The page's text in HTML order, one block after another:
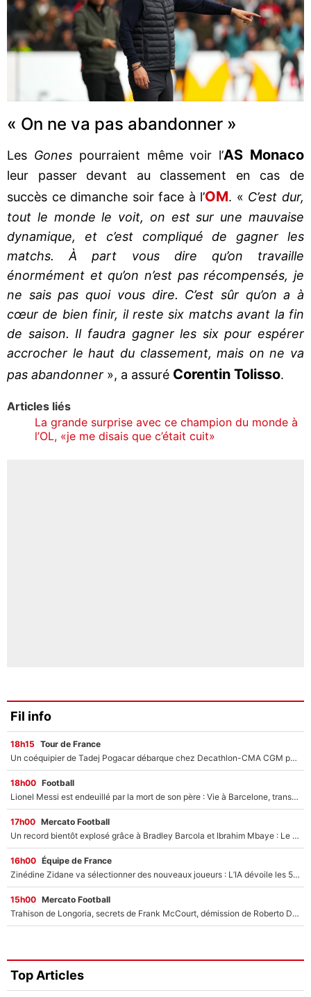
« On ne va pas abandonner »
Les Gonespourraient même voir l’AS Monaco
leur passer devant au classement en cas de
succès ce dimanche soir face à l’OM. « C’est dur,
tout le monde le voit, on est sur une mauvaise
dynamique, et c’est compliqué de gagner les
matchs. À part vous dire qu’on travaille
énormément et qu’on n’est pas récompensés, je
ne sais pas quoi vous dire. C’est sûr qu’on a à
cœur de bien finir, il reste six matchs avant la fin
de saison. Il faudra gagner les six pour espérer
accrocher le haut du classement, mais on ne va
pas abandonner », a assuré Corentin Tolisso.
Articles liés
La grande surprise avec ce champion du monde à
l’OL, «je me disais que c’était cuit»
Fil info
18h15 Tour de France
Un coéquipier de Tadej Pogacar débarque chez Decathlon-CMA CGM pour épauler Paul Seixas : «Mes meilleures années sont à venir»
18h00 Football
Lionel Messi est endeuillé par la mort de son père : Vie à Barcelone, transfert au PSG... voilà comment Jorge Messi a joué un rôle essentiel dans sa carrière !
17h00 Mercato Football
Un record bientôt explosé grâce à Bradley Barcola et Ibrahim Mbaye : Le PSG sur le point de réaliser un mercato historique ?
16h00 Équipe de France
Zinédine Zidane va sélectionner des nouveaux joueurs : L’IA dévoile les 5 cracks qui pourraient rapidement le rejoindre en équipe de France !
15h00 Mercato Football
Trahison de Longoria, secrets de Frank McCourt, démission de Roberto De Zerbi : Medhi Benatia se lâche sur son départ de l'OM et fait d'importantes révélations
Top Articles